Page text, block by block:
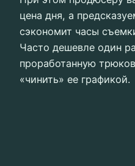
цена дня, а
сэкономит часы
Часто дешевле один
проработанную
«чинить» ее графикой.